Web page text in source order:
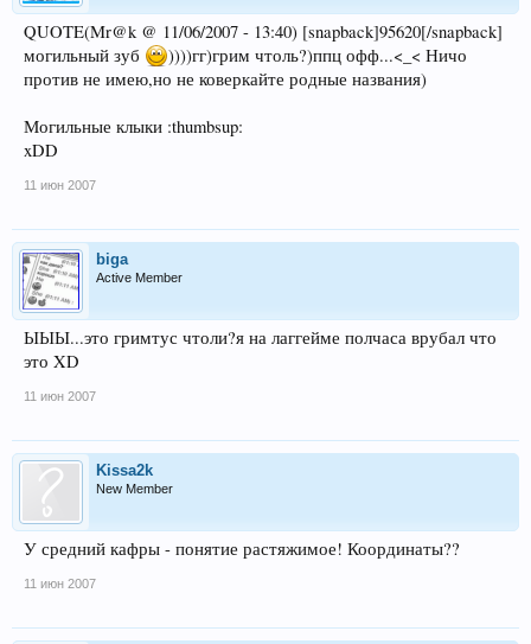
QUOTE(Mr@k @ 11/06/2007 - 13:40) [snapback]95620[/snapback]
могильный зуб
))))гг)грим чтоль?)ппц офф...<_< Ничо
против не имею,но не коверкайте родные названия)
Могильные клыки :thumbsup:
xDD
11 июн 2007
biga
Active Member
ЫЫЫ...это гримтус чтоли?я на лаггейме полчаса врубал что
это XD
11 июн 2007
Kissa2k
New Member
У средний кафры - понятие растяжимое! Координаты??
11 июн 2007